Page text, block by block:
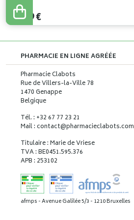
19,31
11,59€
PHARMACIE EN LIGNE AGRÉÉE
Pharmacie Clabots
Rue de Villers-la-Ville 78
1470 Genappe
Belgique
Tél. : +32 67 77 23 21
Mail : contact@pharmacieclabots.com
Titulaire : Marie de Vriese
TVA : BE0451.595.376
APB : 253102
afmps - Avenue Galilée 5/3 - 1210 Bruxelles